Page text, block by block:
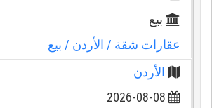
بيع
عقارات شقة / الأردن/ بيع
الأردن
2026-08-08